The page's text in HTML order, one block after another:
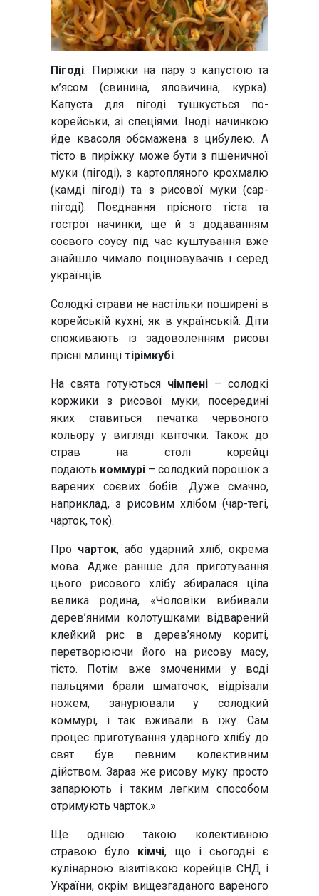
Пігоді. Пиріжки на пару з капустою та
м’ясом (свинина, яловичина, курка).
Капуста для пігоді тушкується по-
корейськи, зі спеціями. Іноді начинкою
йде квасоля обсмажена з цибулею. А
тісто в пиріжку може бути з пшеничної
муки (пігоді), з картопляного крохмалю
(камді пігоді) та з рисової муки (сар-
пігоді). Поєднання прісного тіста та
гострої начинки, ще й з додаванням
соєвого соусу під час куштування вже
знайшло чимало поціновувачів і серед
українців.
Солодкі страви не настільки поширені в
корейській кухні, як в українській. Діти
споживають із задоволенням рисові
прісні млинці тірімкубі.
На свята готуються чімпені – солодкі
коржики з рисової муки, посередині
яких ставиться печатка червоного
кольору у вигляді квіточки. Також до
страв на столі корейці
подають коммурі – солодкий порошок з
варених соєвих бобів. Дуже смачно,
наприклад, з рисовим хлібом (чар-тегі,
чарток, ток).
Про чарток, або ударний хліб, окрема
мова. Адже раніше для приготування
цього рисового хлібу збиралася ціла
велика родина, «Чоловіки вибивали
дерев’яними колотушками відварений
клейкий рис в дерев’яному кориті,
перетворюючи його на рисову масу,
тісто. Потім вже змоченими у воді
пальцями брали шматочок, відрізали
ножем, занурювали у солодкий
коммурі, і так вживали в їжу. Сам
процес приготування ударного хлібу до
свят був певним колективним
дійством. Зараз же рисову муку просто
запарюють і таким легким способом
отримують чарток.»
Ще однією такою колективною
стравою було кімчі, що і сьогодні є
кулінарною візитівкою корейців СНД і
України, окрім вищезгаданого вареного